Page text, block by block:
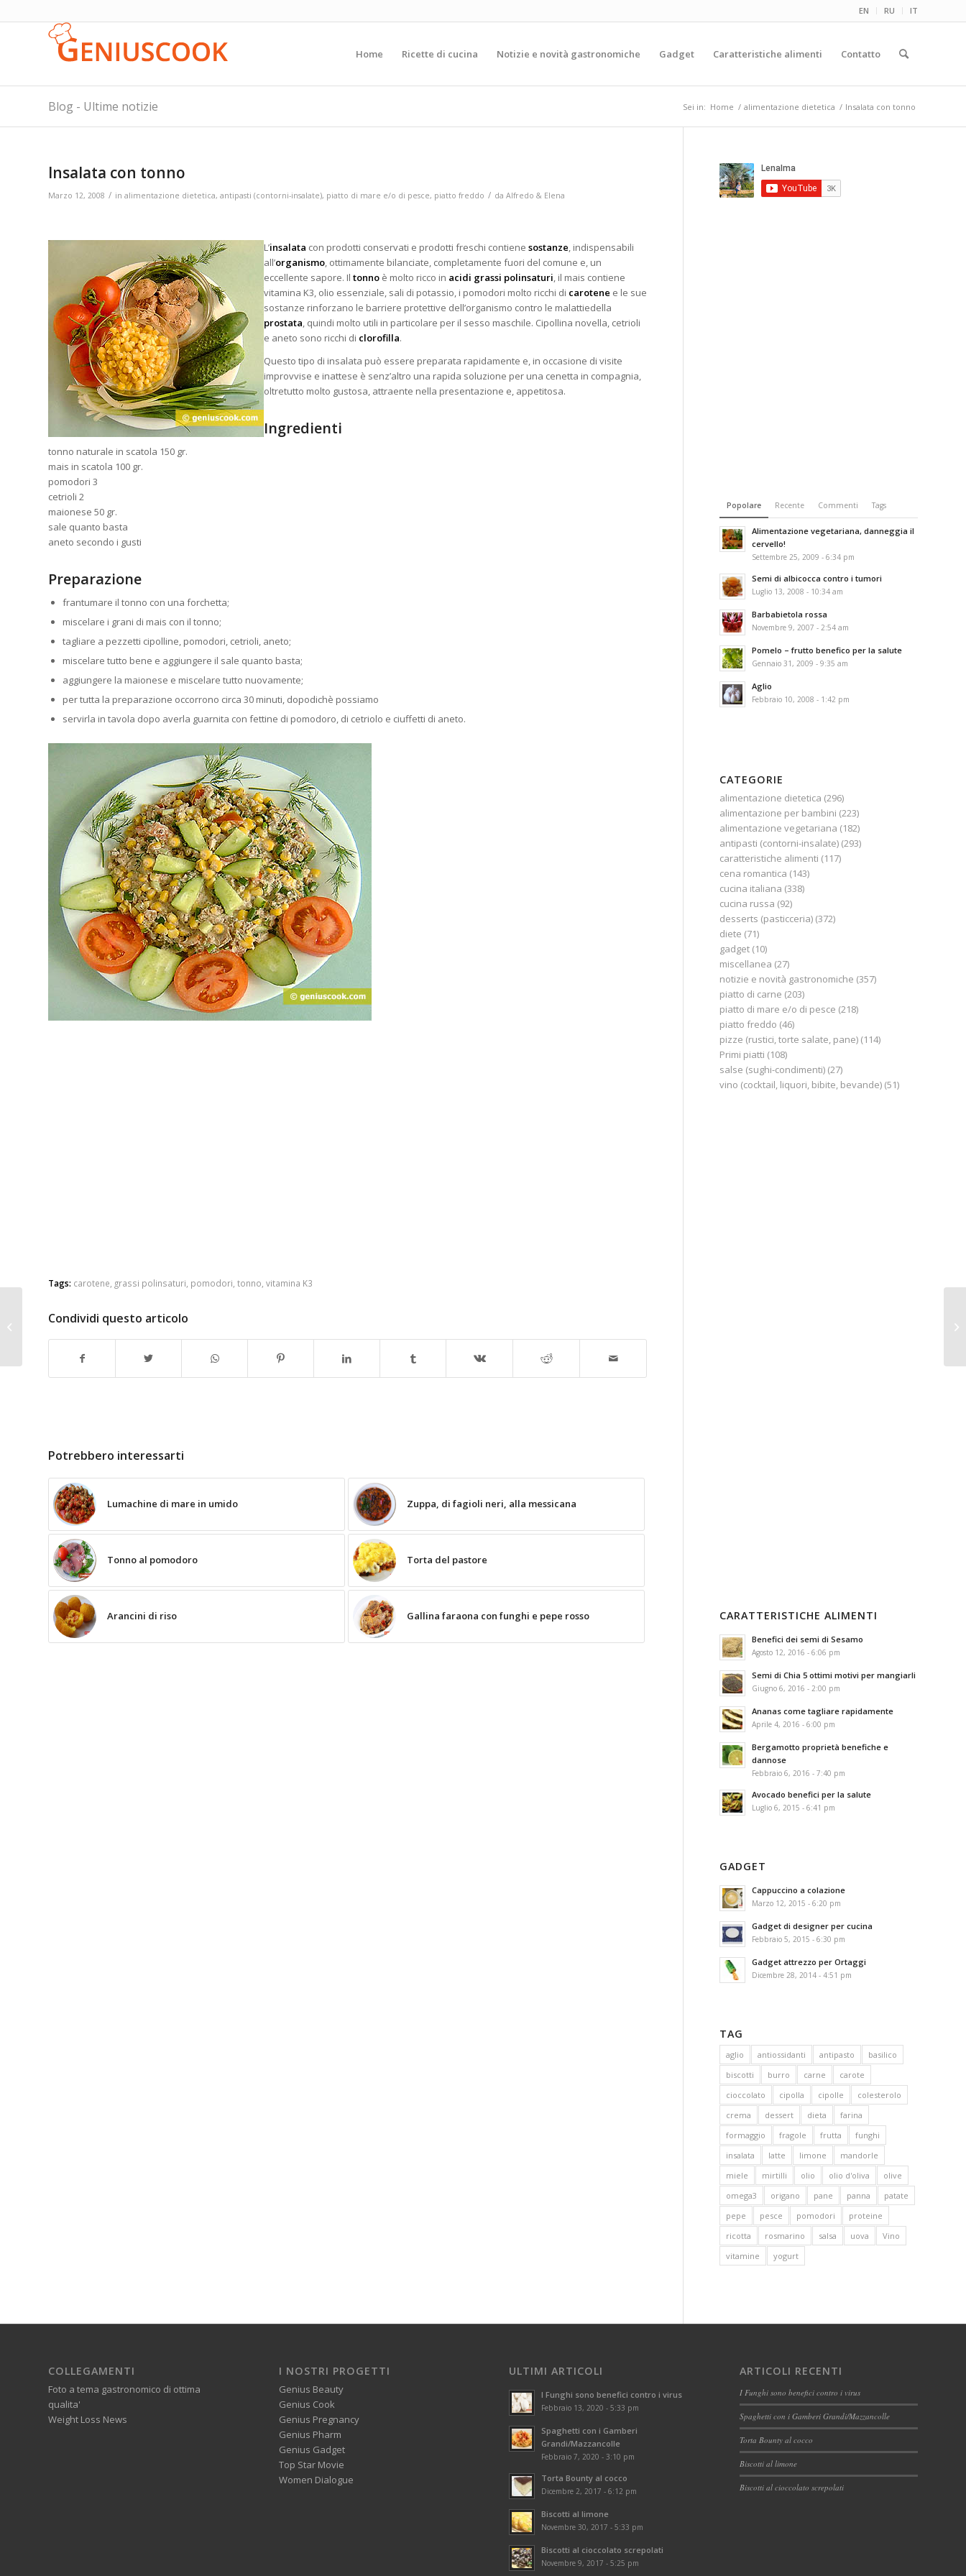
EN RU IT
Home Ricette di cucina Notizie e novità gastronomiche Gadget Caratteristiche alimenti Contatto
Blog - Ultime notizie Sei in: Home / alimentazione dietetica / Insalata con tonno
Insalata con tonno
Marzo 12, 2008 / in alimentazione dietetica, antipasti (contorni-insalate), piatto di mare e/o di pesce, piatto freddo / da Alfredo & Elena
L’insalata con prodotti conservati e prodotti freschi contiene sostanze, indispensabili
all’organismo, ottimamente bilanciate, completamente fuori del comune e, un
eccellente sapore. Il tonno è molto ricco in acidi grassi polinsaturi, il mais contiene
vitamina K3, olio essenziale, sali di potassio, i pomodori molto ricchi di carotene e le sue
sostanze rinforzano le barriere protettive dell’organismo contro le malattiedella
prostata, quindi molto utili in particolare per il sesso maschile. Cipollina novella, cetrioli
e aneto sono ricchi di clorofilla.
Questo tipo di insalata può essere preparata rapidamente e, in occasione di visite
improvvise e inattese è senz’altro una rapida soluzione per una cenetta in compagnia,
oltretutto molto gustosa, attraente nella presentazione e, appetitosa.
Ingredienti
tonno naturale in scatola 150 gr.
mais in scatola 100 gr.
pomodori 3
cetrioli 2
maionese 50 gr.
sale quanto basta
aneto secondo i gusti
Preparazione
frantumare il tonno con una forchetta;
miscelare i grani di mais con il tonno;
tagliare a pezzetti cipolline, pomodori, cetrioli, aneto;
miscelare tutto bene e aggiungere il sale quanto basta;
aggiungere la maionese e miscelare tutto nuovamente;
per tutta la preparazione occorrono circa 30 minuti, dopodichè possiamo
servirla in tavola dopo averla guarnita con fettine di pomodoro, di cetriolo e ciuffetti di aneto.
Tags: carotene, grassi polinsaturi, pomodori, tonno, vitamina K3
Condividi questo articolo
Potrebbero interessarti
Lumachine di mare in umido Zuppa, di fagioli neri, alla messicana
Tonno al pomodoro Torta del pastore
Arancini di riso Gallina faraona con funghi e pepe rosso
Popolare Recente Commenti Tags
Alimentazione vegetariana, danneggia il
cervello!
Settembre 25, 2009 - 6:34 pm
Semi di albicocca contro i tumori
Luglio 13, 2008 - 10:34 am
Barbabietola rossa
Novembre 9, 2007 - 2:54 am
Pomelo – frutto benefico per la salute
Gennaio 31, 2009 - 9:35 am
Aglio
Febbraio 10, 2008 - 1:42 pm
CATEGORIE
alimentazione dietetica (296)
alimentazione per bambini (223)
alimentazione vegetariana (182)
antipasti (contorni-insalate) (293)
caratteristiche alimenti (117)
cena romantica (143)
cucina italiana (338)
cucina russa (92)
desserts (pasticceria) (372)
diete (71)
gadget (10)
miscellanea (27)
notizie e novità gastronomiche (357)
piatto di carne (203)
piatto di mare e/o di pesce (218)
piatto freddo (46)
pizze (rustici, torte salate, pane) (114)
Primi piatti (108)
salse (sughi-condimenti) (27)
vino (cocktail, liquori, bibite, bevande) (51)
CARATTERISTICHE ALIMENTI
Benefici dei semi di Sesamo
Agosto 12, 2016 - 6:06 pm
Semi di Chia 5 ottimi motivi per mangiarli
Giugno 6, 2016 - 2:00 pm
Ananas come tagliare rapidamente
Aprile 4, 2016 - 6:00 pm
Bergamotto proprietà benefiche e
dannose
Febbraio 6, 2016 - 7:40 pm
Avocado benefici per la salute
Luglio 6, 2015 - 6:41 pm
GADGET
Cappuccino a colazione
Marzo 12, 2015 - 6:20 pm
Gadget di designer per cucina
Febbraio 5, 2015 - 6:30 pm
Gadget attrezzo per Ortaggi
Dicembre 28, 2014 - 4:51 pm
TAG
aglio antiossidanti antipasto
basilico
biscotti
burro carne
carote
cioccolato
cipolla cipolle
colesterolo
crema
dessert dieta
farina
formaggio
fragole frutta
funghi
insalata
latte limone
mandorle
miele
mirtilli olio olio d'oliva
olive
omega3
origano pane panna
patate
pepe
pesce pomodori
proteine
ricotta
rosmarino salsa uova
Vino
vitamine
yogurt
COLLEGAMENTI
Foto a tema gastronomico di ottima
qualita'
Weight Loss News
I NOSTRI PROGETTI
Genius Beauty
Genius Cook
Genius Pregnancy
Genius Pharm
Genius Gadget
Top Star Movie
Women Dialogue
ULTIMI ARTICOLI
I Funghi sono benefici contro i virus
Febbraio 13, 2020 - 5:33 pm
Spaghetti con i Gamberi
Grandi/Mazzancolle
Febbraio 7, 2020 - 3:10 pm
Torta Bounty al cocco
Dicembre 2, 2017 - 6:12 pm
Biscotti al limone
Novembre 30, 2017 - 5:33 pm
Biscotti al cioccolato screpolati
Novembre 9, 2017 - 5:25 pm
ARTICOLI RECENTI
I Funghi sono benefici contro i virus
Spaghetti con i Gamberi Grandi/Mazzancolle
Torta Bounty al cocco
Biscotti al limone
Biscotti al cioccolato screpolati
Fegato alla veneziana